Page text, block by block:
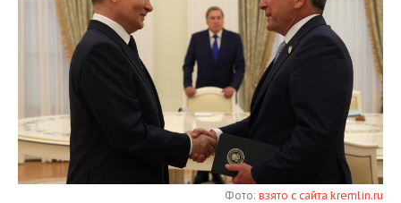
КОМУ ПРИНАДЛЕЖАТ
ТОРГОВЫЕ ЦЕНТРЫ
ТАТАРСТАНА
БЮДЖЕТ
ИНВЕСТИЦИИ
МАШИНОСТРОЕНИЕ
НЕФТЕХИМИЯ
НЕФТЬ
ОПК
ЭНЕРГЕТИКА
НОВОСТИ АВТО
БИЗНЕС
НОВОСТИ БИЗНЕСА
РОЗНИЧНАЯ ТОРГОВЛЯ
ТРАНСПОРТ
УСЛУГИ
ТЕХНОЛОГИИ
НОВОСТИ ТЕХНОЛОГИЙ
IT
МЕДИА
МЕРОПРИЯТИЯ
НОВОСТИ МЕРОПРИЯТИЙ
ВЫЕЗДНАЯ РЕДАКЦИЯ
СПОРТ
НОВОСТИ СПОРТА
ОБЩЕСТВО
Фото: взято с сайта kremlin.ru